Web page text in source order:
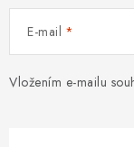
E-mail
Vložením e-mailu